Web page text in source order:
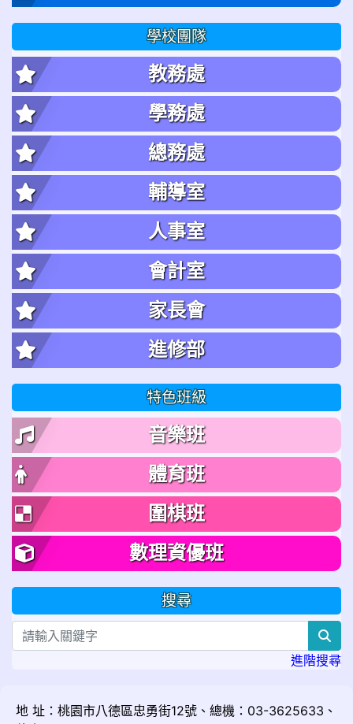
學校團隊
教務處
學務處
總務處
輔導室
人事室
會計室
家長會
進修部
特色班級
音樂班
體育班
圍棋班
數理資優班
搜尋
進階搜尋
地 址：桃園市八德區忠勇街12號、總機：03-3625633、